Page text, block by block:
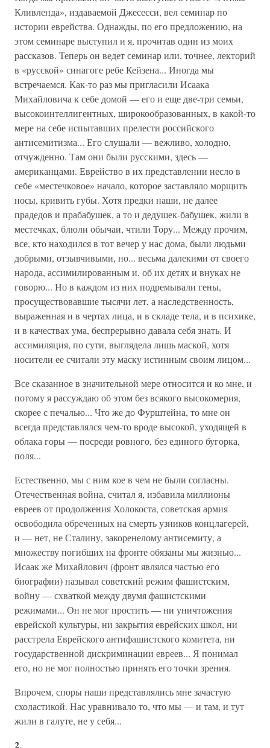
Кливленда», издаваемой Джесесси, вел семинар по
истории еврейства. Однажды, по его предложению, на
этом семинаре выступил и я, прочитав один из моих
рассказов. Теперь он ведет семинар или, точнее, лекторий
в «русской» синагоге ребе Кейзена... Иногда мы
встречаемся. Как-то раз мы пригласили Исаака
Михайловича к себе домой — его и еще две-три семьи,
высокоинтеллигентных, широкообразованных, в какой-то
мере на себе испытавших прелести российского
антисемитизма... Его слушали — вежливо, холодно,
отчужденно. Там они были русскими, здесь —
американцами. Еврейство в их представлении несло в
себе «местечковое» начало, которое заставляло морщить
носы, кривить губы. Хотя предки наши, не далее
прадедов и прабабушек, а то и дедушек-бабушек, жили в
местечках, блюли обычаи, чтили Тору... Между прочим,
все, кто находился в тот вечер у нас дома, были людьми
добрыми, отзывчивыми, но... весьма далекими от своего
народа, ассимилированным и, об их детях и внуках не
говорю... Но в каждом из них подремывали гены,
просуществовавшие тысячи лет, а наследственность,
выраженная и в чертах лица, и в складе тела, и в психике,
и в качествах ума, беспрерывно давала себя знать. И
ассимиляция, по сути, выглядела лишь маской, хотя
носители ее считали эту маску истинным своим лицом...
Все сказанное в значительной мере относится и ко мне, и
потому я рассуждаю об этом без всякого высокомерия,
скорее с печалью... Что же до Фурштейна, то мне он
всегда представлялся чем-то вроде высокой, уходящей в
облака горы — посреди ровного, без единого бугорка,
поля...
Естественно, мы с ним кое в чем не были согласны.
Отечественная война, считал я, избавила миллионы
евреев от продолжения Холокоста, советская армия
освободила обреченных на смерть узников концлагерей,
и — нет, не Сталину, закоренелому антисемиту, а
множеству погибших на фронте обязаны мы жизнью...
Исаак же Михайлович (фронт являлся частью его
биографии) называл советский режим фашистским,
войну — схваткой между двумя фашистскими
режимами... Он не мог простить — ни уничтожения
еврейской культуры, ни закрытия еврейских школ, ни
расстрела Еврейского антифашистского комитета, ни
государственной дискриминации евреев... Я понимал
его, но не мог полностью принять его точки зрения.
Впрочем, споры наши представлялись мне зачастую
схоластикой. Нас уравнивало то, что мы — и там, и тут
жили в галуте, не у себя...
2.